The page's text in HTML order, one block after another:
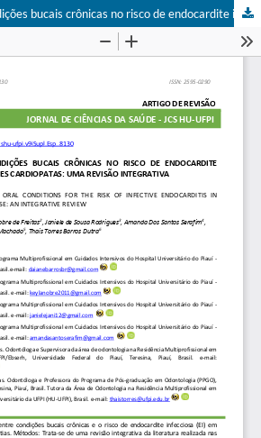
Implicações das condições bucais crônicas no risco de endocardite infecciosa em pacientes cardiopatas: uma revisão integrativa